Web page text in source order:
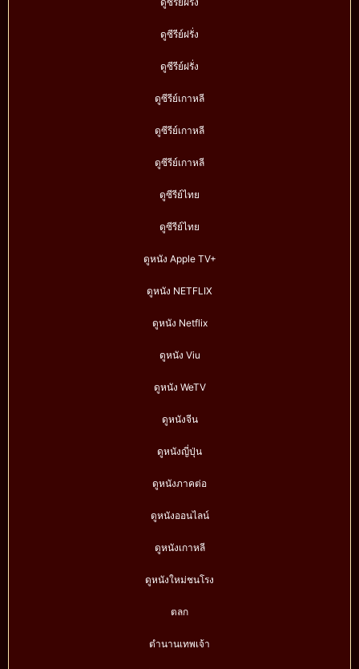
ดูซีรีย์ฝรั่ง
ดูซีรีย์ฝรั่ง
ดูซีรีย์เกาหลี
ดูซีรีย์เกาหลี
ดูซีรีย์เกาหลี
ดูซีรีย์ไทย
ดูซีรีย์ไทย
ดูหนัง Apple TV+
ดูหนัง NETFLIX
ดูหนัง Netflix
ดูหนัง Viu
ดูหนัง WeTV
ดูหนังจีน
ดูหนังญี่ปุ่น
ดูหนังภาคต่อ
ดูหนังออนไลน์
ดูหนังเกาหลี
ดูหนังใหม่ชนโรง
ตลก
ตำนานเทพเจ้า